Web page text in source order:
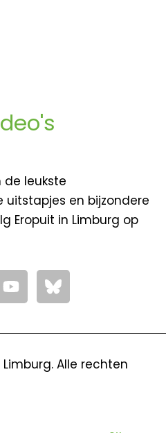
de leukste
uitstapjes en bijzondere
Eropuit in Limburg op
Y
o
u
b
Alle rechten